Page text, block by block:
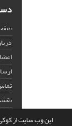
این وب سایت از